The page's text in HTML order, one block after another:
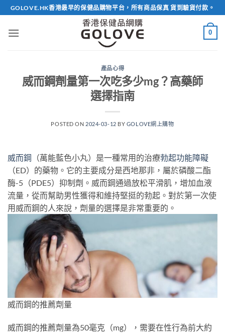
Skip
to
content
GOLOVE.HK香港最早的保健品購物平台，所有商品保真 貨到驗貨付款。
0
產品心得
威而鋼劑量第一次吃多少mg？高藥師
選擇指南
POSTED ON 2024-03-12 BY GOLOVE網上購物
威而鋼 （萬能藍色小丸）是一種常用的治療勃起功能障礙
（ED）的藥物。它的主要成分是西地那非，屬於磷酸二酯
酶-5（PDE5）抑制劑。威而鋼通過放松平滑肌，增加血液
流量，從而幫助男性獲得和維持堅挺的勃起。對於第一次使
用威而鋼的人來說，劑量的選擇是非常重要的。
威而鋼的推薦劑量
威而鋼的推薦劑量為50毫克（mg），需要在性行為前大約